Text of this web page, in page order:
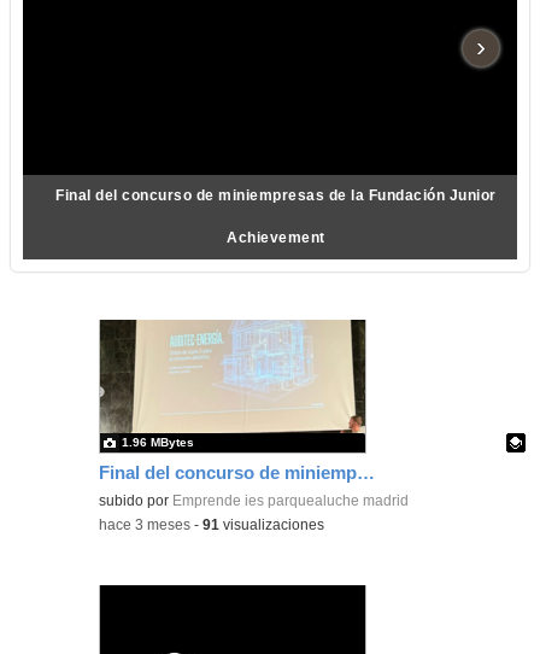
Final del concurso de miniempresas de la Fundación Junior
Achievement
›
Final del concurso de miniempresas de la Fundación Junior Achievement
Contenido educativo.
subido por Emprende ies parquealuche madrid
1.96 MBytes
-hace 3 meses -91 visualizaciones